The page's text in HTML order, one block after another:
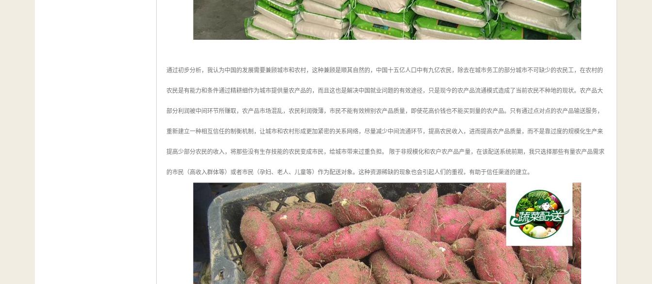
通过初步分析，我认为中国的发展需要兼顾城市和农村，这种兼顾是顺其自然的，中国十五亿人口中有九亿农民，除去在城市务工的部分城市不可缺少的农民工，在农村的
农民是有能力和条件通过精耕细作为城市提供量农产品的，而且这也是解决中国就业问题的有效途径，只是现今的农产品流通模式造成了当前农民不种地的现状。农产品大
部分利润被中间环节所赚取，农产品市场混乱，农民利润微薄，市民不能有效辨别农产品质量，即使花高价钱也不能买到量的农产品。只有通过点对点的农产品输送服务，
重新建立一种相互信任的制衡机制，让城市和农村形成更加紧密的关系网络，尽量减少中间流通环节，提高农民收入，进而提高农产品质量，而不是靠过度的规模化生产来
提高少部分农民的收入，将那些没有生存技能的农民变成市民，给城市带来过重负担。 限于非规模化和农户农产品产量，在该配送系统前期，我只选择那些有量农产品需求
的市民（高收入群体等）或者市民（孕妇、老人、儿童等）作为配送对象。这种资源稀缺的现象也会引起人们的重视，有助于信任渠道的建立。